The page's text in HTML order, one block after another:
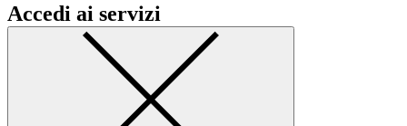
Accedi ai servizi